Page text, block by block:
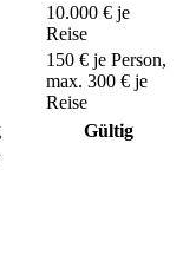
10.000 € je
Reise
150 € je Person,
max. 300 € je
Reise
Gültig